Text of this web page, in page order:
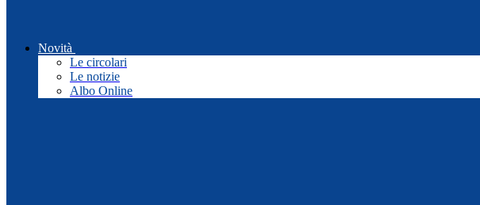
Novità
Le circolari
Le notizie
Albo Online